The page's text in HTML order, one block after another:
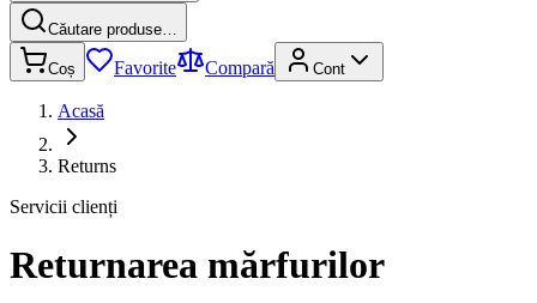
Căutare produse…
Coș Favorite Compară Cont
Acasă
Returns
Servicii clienți
Returnarea mărfurilor